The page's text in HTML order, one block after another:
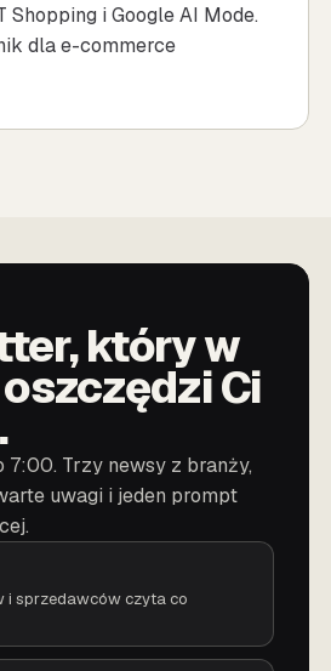
Shopping i Google AI Mode.
dla e-commerce
który w
Ci
7:00. Trzy newsy z branży,
uwagi i jeden prompt
i sprzedawców czyta co